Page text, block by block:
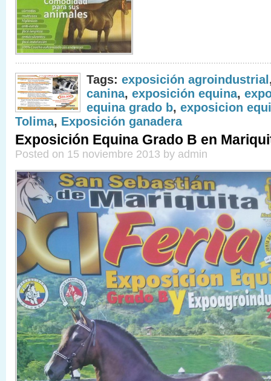
Tags: exposición agroindustrial
canina, exposición equina,
equina grado b, exposicion
Tolima, Exposición ganadera
Exposición Equina Grado B en
Posted on 15 noviembre 2013 by admin